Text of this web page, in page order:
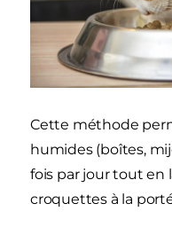
Cette méthode
humides (boîtes,
fois par jour tout en
croquettes à la